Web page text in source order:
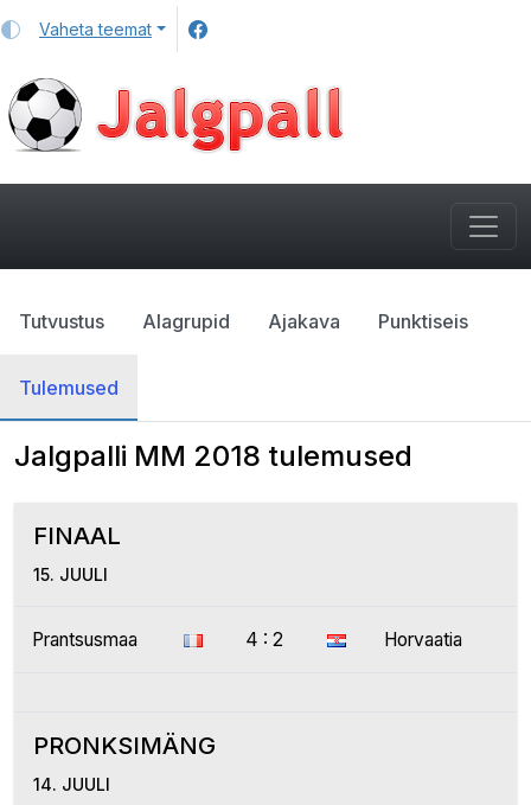
Vaheta teemat
Tutvustus Alagrupid Ajakava Punktiseis
Tulemused
Jalgpalli MM 2018 tulemused
FINAAL
15. JUULI
Prantsusmaa 4 : 2 Horvaatia
PRONKSIMÄNG
14. JUULI